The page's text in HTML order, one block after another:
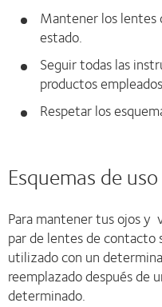
Mantener los lentes
estado.
Seguir todas las
productos
Respetar los
Esquemas de
Para mantener tus ojos y
par de lentes de contacto
utilizado con un
reemplazado después de
determinado.